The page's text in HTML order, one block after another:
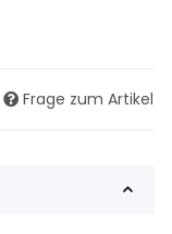
Frage zum Artikel